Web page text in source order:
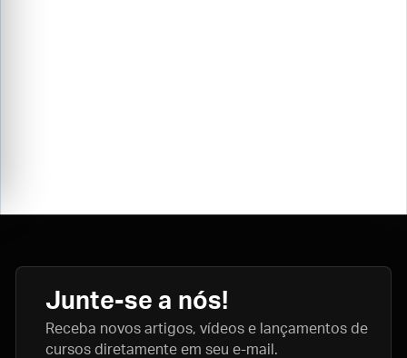
Junte-se a nós!
Receba novos artigos, vídeos e lançamentos de
cursos diretamente em seu e-mail.